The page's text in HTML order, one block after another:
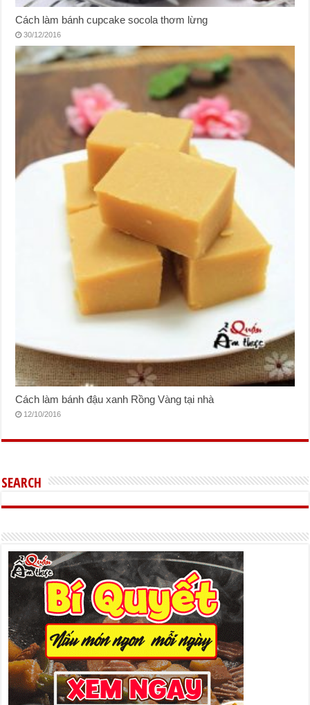
Cách làm bánh cupcake socola thơm lừng
30/12/2016
Cách làm bánh đậu xanh Rồng Vàng tại nhà
12/10/2016
SEARCH